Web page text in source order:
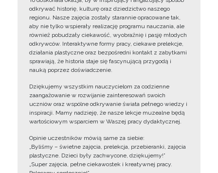
odkrywać historię, kulturę oraz dziedzictwo naszego
regionu. Nasze zajęcia zostały starannie opracowane tak,
aby nie tylko wspierały realizację programu nauczania, ale
również pobudzały ciekawość, wyobraźnię i pasję młodych
odkrywców. Interaktywne formy pracy, ciekawe prelekcje,
działania plastyczne oraz bezpośredni kontakt z zabytkami
sprawiają, że historia staje się fascynującą przygodą i
nauką poprzez doświadczenie.
Dziękujemy wszystkim nauczycielom za codzienne
zaangażowanie w rozwijanie zainteresowań swoich
uczniów oraz wspólne odkrywanie świata pełnego wiedzy i
inspiracji. Mamy nadzieję, że nasze lekcje muzealne będą
wartościowym wsparciem w Waszej pracy dydaktycznej.
Opinie uczestników mówią same za siebie:
„Byliśmy – świetne zajęcia, prelekcja, przebieranki, zajęcia
plastyczne. Dzieci były zachwycone, dziękujemy!”
„Super zajęcia, pełne ciekawostek i kreatywnej pracy.